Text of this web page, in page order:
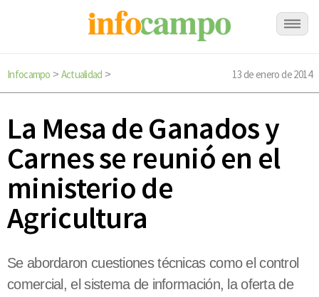
Infocampo > Actualidad > 13 de enero de 2014
La Mesa de Ganados y
Carnes se reunió en el
ministerio de
Agricultura
Se abordaron cuestiones técnicas como el control
comercial, el sistema de información, la oferta de